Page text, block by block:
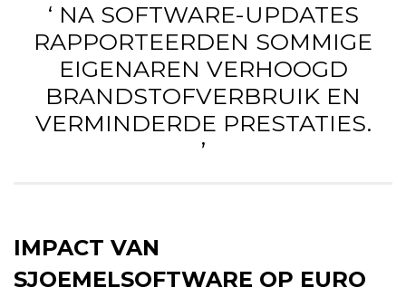
‘ NA SOFTWARE-UPDATES
RAPPORTEERDEN SOMMIGE
EIGENAREN VERHOOGD
BRANDSTOFVERBRUIK EN
VERMINDERDE PRESTATIES.
’
IMPACT VAN
SJOEMELSOFTWARE OP EURO